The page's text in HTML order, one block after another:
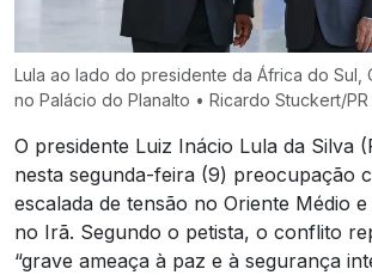
Lula ao lado do presidente da África do Sul,
no Palácio do Planalto • Ricardo Stuckert/PR
O presidente Luiz Inácio Lula da Silva
nesta segunda-feira (9) preocupação
escalada de tensão no Oriente Médio
no Irã. Segundo o petista, o conflito
“grave ameaça à paz e à segurança